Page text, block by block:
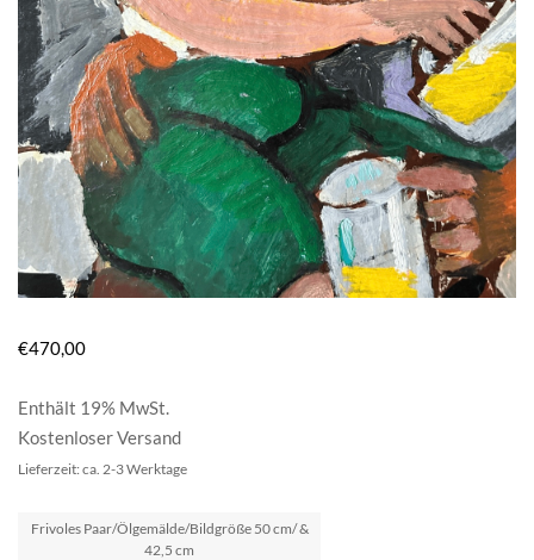
€470,00
Enthält 19% MwSt.
Kostenloser Versand
Lieferzeit: ca. 2-3 Werktage
Frivoles Paar/Ölgemälde/Bildgröße 50 cm/ &
42,5 cm